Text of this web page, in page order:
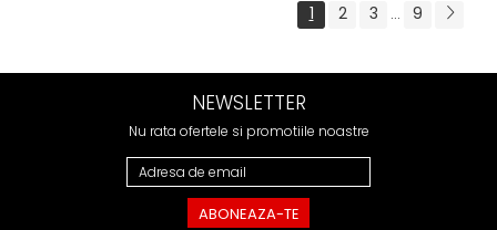
1 2 3 ... 9
NEWSLETTER
Nu rata ofertele si promotiile noastre